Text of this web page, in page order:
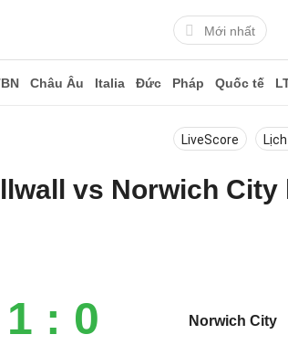
Mới nhất
Châu Âu Italia Đức Pháp Quốc tế
LiveScore
vs Norwich City
1 : 0 Norwich City